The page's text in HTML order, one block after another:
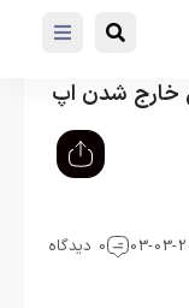
خارج شدن اپ
0 دیدگاه